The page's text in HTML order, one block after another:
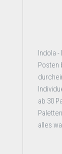
Indola -
Posten
ab 30
alles